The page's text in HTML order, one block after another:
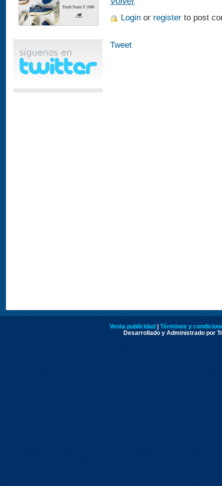
Login or register to post
Tweet
Venta publicidad | Términos y
Desarrollado y Administrado por